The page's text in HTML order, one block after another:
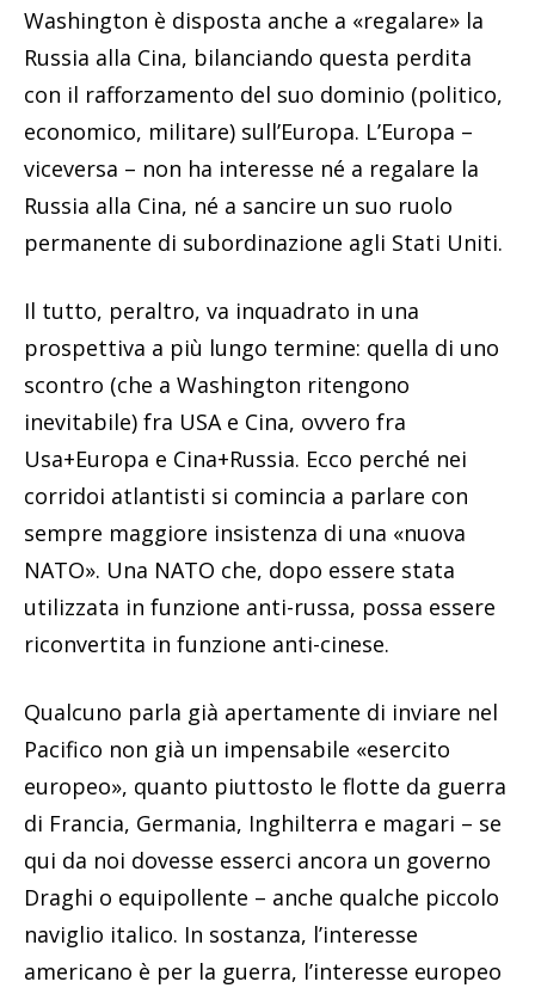
Washington è disposta anche a «regalare» la
Russia alla Cina, bilanciando questa perdita
con il rafforzamento del suo dominio (politico,
economico, militare) sull’Europa. L’Europa –
viceversa – non ha interesse né a regalare la
Russia alla Cina, né a sancire un suo ruolo
permanente di subordinazione agli Stati Uniti.
Il tutto, peraltro, va inquadrato in una
prospettiva a più lungo termine: quella di uno
scontro (che a Washington ritengono
inevitabile) fra USA e Cina, ovvero fra
Usa+Europa e Cina+Russia. Ecco perché nei
corridoi atlantisti si comincia a parlare con
sempre maggiore insistenza di una «nuova
NATO». Una NATO che, dopo essere stata
utilizzata in funzione anti-russa, possa essere
riconvertita in funzione anti-cinese.
Qualcuno parla già apertamente di inviare nel
Pacifico non già un impensabile «esercito
europeo», quanto piuttosto le flotte da guerra
di Francia, Germania, Inghilterra e magari – se
qui da noi dovesse esserci ancora un governo
Draghi o equipollente – anche qualche piccolo
naviglio italico. In sostanza, l’interesse
americano è per la guerra, l’interesse europeo